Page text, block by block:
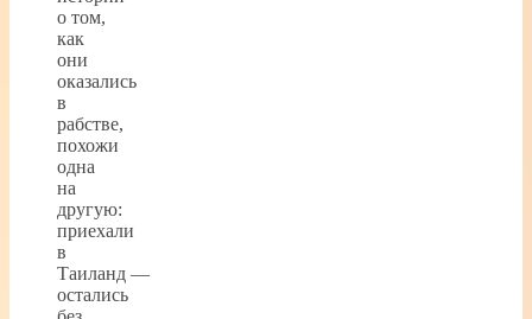
о том,
как
они
оказались
в
рабстве,
похожи
одна
на
другую:
приехали
в
Таиланд —
остались